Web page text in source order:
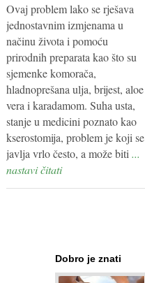
Ovaj problem lako se rješava
jednostavnim izmjenama u
načinu života i pomoću
prirodnih preparata kao što su
sjemenke komorača,
hladnoprešana ulja, brijest, aloe
vera i karadamom. Suha usta,
stanje u medicini poznato kao
kserostomija, problem je koji se
javlja vrlo često, a može biti ...
nastavi čitati
Dobro je znati